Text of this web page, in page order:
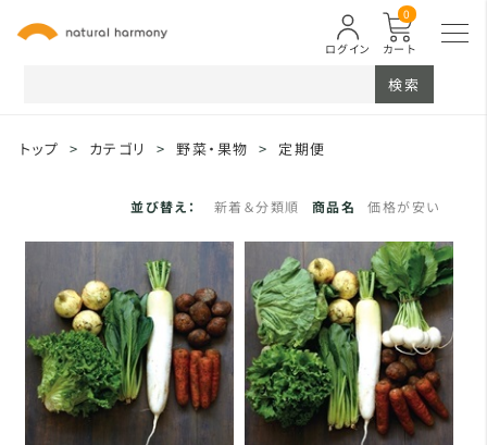
カート
0
ログイン
検索
トップ > カテゴリ > 野菜・果物 > 定期便
並び替え： 新着＆分類順 商品名 価格が安い